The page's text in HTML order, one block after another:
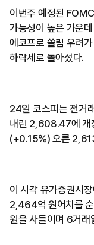
이번주 예정된
가능성이 높은 가운
에코프로 쏠림 우려
하락세로 돌아섰다.
24일 코스피는 전거
내린 2,608.47에 개
(+0.15%) 오른
이 시각 유가증권시
2,464억 원어치를
원을 사들이며 6거래